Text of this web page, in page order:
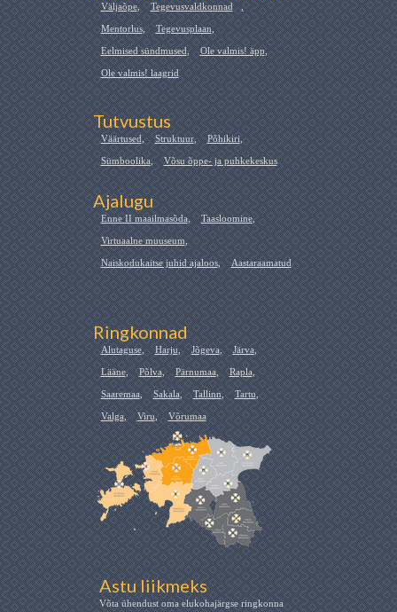
Väljaõpe, Tegevusvaldkonnad ,
Mentorlus, Tegevusplaan,
Eelmised sündmused, Ole valmis! äpp,
Ole valmis! laagrid
Tutvustus
Väärtused, Struktuur, Põhikiri,
Sümboolika, Võsu õppe- ja puhkekeskus
Ajalugu
Enne II maailmasõda, Taasloomine,
Virtuaalne muuseum,
Naiskodukaitse juhid ajaloos, Aastaraamatud
Ringkonnad
Alutaguse, Harju, Jõgeva, Järva,
Lääne, Põlva, Pärnumaa, Rapla,
Saaremaa, Sakala, Tallinn, Tartu,
Valga, Viru, Võrumaa
Astu liikmeks
Võta ühendust oma elukohajärgse ringkonna